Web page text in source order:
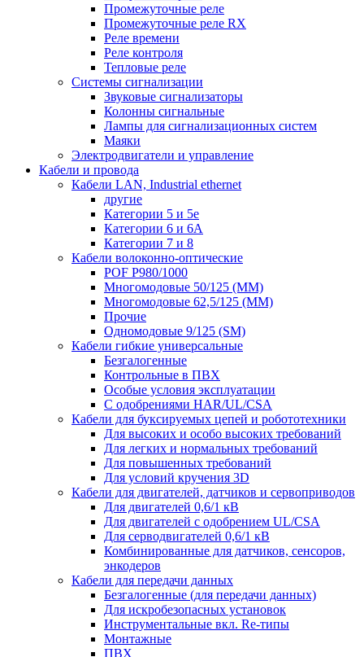
Промежуточные реле
Промежуточные реле RX
Реле времени
Реле контроля
Тепловые реле
Системы сигнализации
Звуковые сигнализаторы
Колонны сигнальные
Лампы для сигнализационных систем
Маяки
Электродвигатели и управление
Кабели и провода
Кабели LAN, Industrial ethernet
другие
Категории 5 и 5е
Категории 6 и 6A
Категории 7 и 8
Кабели волоконно-оптические
POF P980/1000
Многомодовые 50/125 (ММ)
Многомодовые 62,5/125 (ММ)
Прочие
Одномодовые 9/125 (SM)
Кабели гибкие универсальные
Безгалогенные
Контрольные в ПВХ
Особые условия эксплуатации
С одобрениями HAR/UL/CSA
Кабели для буксируемых цепей и робототехники
Для высоких и особо высоких требований
Для легких и нормальных требований
Для повышенных требований
Для условий кручения 3D
Кабели для двигателей, датчиков и сервоприводов
Для двигателей 0,6/1 кВ
Для двигателей с одобрением UL/CSA
Для серводвигателей 0,6/1 кВ
Комбинированные для датчиков, cенсоров,
энкодеров
Кабели для передачи данных
Безгалогенные (для передачи данных)
Для искробезопасных установок
Инструментальные вкл. Re-типы
Монтажные
ПВХ